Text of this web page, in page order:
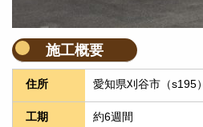
施工概要
住所 愛知県刈谷市（s195）
工期 約6週間